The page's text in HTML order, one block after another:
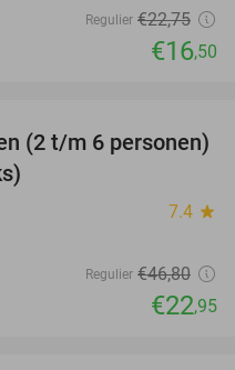
Regulier €22,75
€16,50
51%
(2 t/m 6 personen)
7.4 star
Regulier €46,80
€22,95